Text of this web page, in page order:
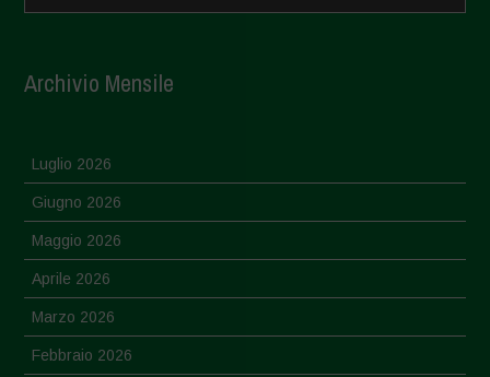
Archivio Mensile
Luglio 2026
Giugno 2026
Maggio 2026
Aprile 2026
Marzo 2026
Febbraio 2026